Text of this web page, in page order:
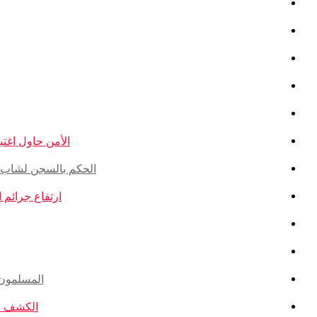
الأمن حاول
الحكم بالسجن لشاب ذو
ارتفاع جرائم الكراهية
المسلمون
الكشف